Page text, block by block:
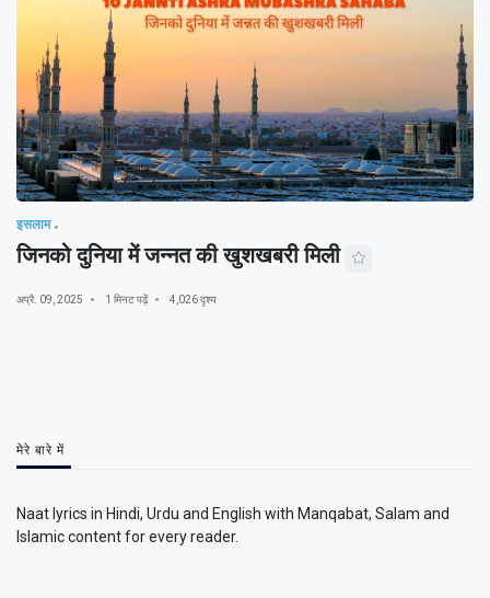
इसलाम
जिनको दुनिया में जन्नत की खुशखबरी मिली
अप्रै. 09, 2025 1 मिनट पढ़ें 4,026 दृश्य
मेरे बारे में
Naat lyrics in Hindi, Urdu and English with Manqabat, Salam and
Islamic content for every reader.